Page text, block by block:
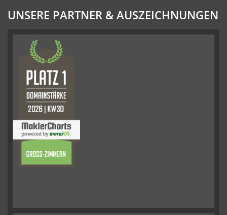
UNSERE PARTNER & AUSZEICHNUNGEN